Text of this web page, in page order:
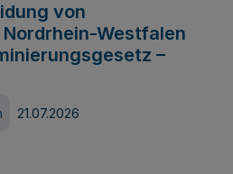
von
Westfalen
–
21.07.2026